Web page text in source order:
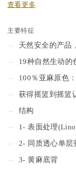
合EN 14904标准
查看更多
主要特征
天然安全的产品
19种自然生动的
100％亚麻原色
获得摇篮到摇篮
结构
1- 表面处理
2- 同质透心单层
3- 黄麻底背